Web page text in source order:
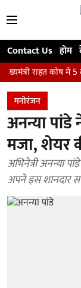
Contact Us होम
कोष में 5 लाख
मनोरंजन
अनन्या
मजा, शेयर
अभिनेत्री अनन्या
अपने इस शानदार